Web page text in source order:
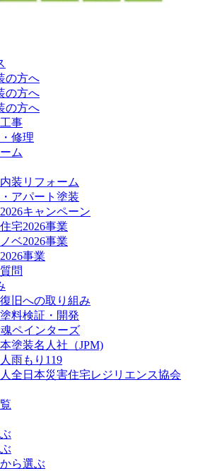
の方へ
の方へ
の方へ
事
修理
ム
装リフォーム
アパート塗装
キャンペーン
宅2026事業
ベ2026事業
事業
問
旧への取り組み
料検証・開発
ペインターズ
塗装名人社（JPM)
雨もり119
全日本災害住宅レジリエンス協会
ら選ぶ